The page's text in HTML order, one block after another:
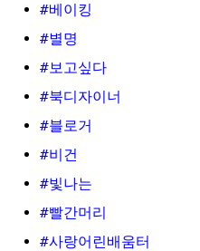
#베이킹
#별명
#보고싶다
#북디자이너
#블로거
#비건
#빛나는
#빨간머리
#사랑어린배움터